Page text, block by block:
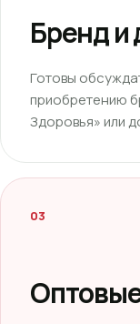
Бренд и
Готовы
приобретению
Здоровья» или
03